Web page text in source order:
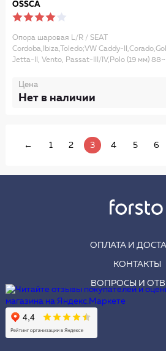
OSSCA
Опора шаровая L/R / SEAT
Cordoba,Ibiza,Toledo;VW Caddy-
Jetta-II, Vento, Passat-III/IV,Polo (19 мм)
Цена
Нет в наличии
← 1 2 3 4 5 6
ОПЛАТА И
КОНТАКТЫ
ВОПРОСЫ И